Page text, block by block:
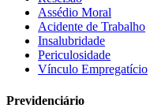
Assédio Moral
Acidente de Trabalho
Insalubridade
Periculosidade
Vínculo Empregatício
Previdenciário